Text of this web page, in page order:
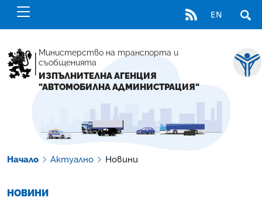
RSS EN
Министерство на транспорта и
съобщенията
ИЗПЪЛНИТЕЛНА АГЕНЦИЯ
"АВТОМОБИЛНА АДМИНИСТРАЦИЯ"
Начало Актуално Новини
НОВИНИ